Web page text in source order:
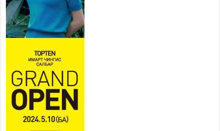
2026 оны 7 сар 21 / 16 цаг 47 минут
Тусгай замын автобус /BRT/ төслийн удирдах
хорооны ээлжит хуралдаан боллоо
Ерөнхий сайд Н.Учрал БНХАУ-аас Монгол Улсад
суугаа Элчин сайд Шэнь Миньжюанийг хүлээн
авч уулзав
2026 оны 7 сар 21 / 16 цаг 39 минут
БҮГД НАЙРАМДАХ ТАЖИКИСТАН УЛСТАЙ
ЭДИЙН ЗАСГИЙН ХАМТЫН АЖИЛЛАГААГ
ӨРГӨЖҮҮЛНЭ
2026 оны 7 сар 21 / 16 цаг 34 минут